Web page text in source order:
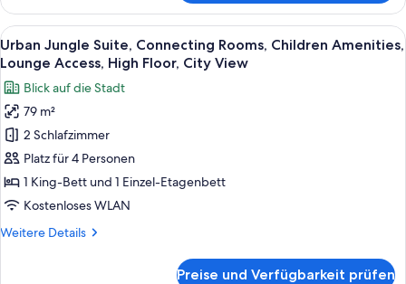
Bay
View,
High
Floor,
Balcony
anzeigen
Marina
Bay,
1
King
Access
to
Studio26,
Marina
Bay
High
Floor,
Alle
Fotos
für
Urban
Jungle
Suite,
Connecting
Rooms,
Children
Lounge
Ein Kinderzimmer mit
5
Urban Jungle Suite, Connecting Rooms, Children Amenities,
Lounge Access, High Floor, City View
Blick auf die Stadt
79 m²
2 Schlafzimmer
Platz für 4 Personen
1 King-Bett und 1 Einzel-Etagenbett
Kostenloses WLAN
Weitere Details
Weitere
Preise und Verfügbarkeit prüfen